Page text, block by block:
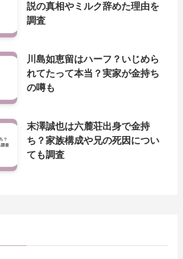
説の真相やミルク辞めた理由を
調査
川島如恵留はハーフ？いじめら
れてたって本当？実家が金持ち
の噂も
末澤誠也は六麓荘出身で金持
ち？家族構成や兄の死因につい
ても調査